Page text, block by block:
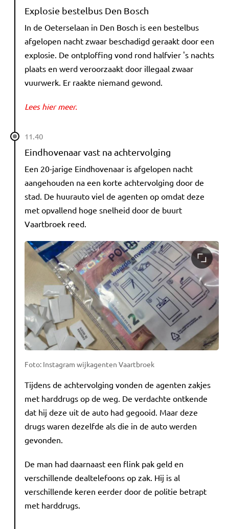
Explosie bestelbus Den Bosch
In de Oeterselaan in Den Bosch is een bestelbus
afgelopen nacht zwaar beschadigd geraakt door een
explosie. De ontploffing vond rond halfvier 's nachts
plaats en werd veroorzaakt door illegaal zwaar
vuurwerk. Er raakte niemand gewond.
Lees hier meer.
11.40
Eindhovenaar vast na achtervolging
Een 20-jarige Eindhovenaar is afgelopen nacht
aangehouden na een korte achtervolging door de
stad. De huurauto viel de agenten op omdat deze
met opvallend hoge snelheid door de buurt
Vaartbroek reed.
Foto: Instagram wijkagenten Vaartbroek
Tijdens de achtervolging vonden de agenten zakjes
met harddrugs op de weg. De verdachte ontkende
dat hij deze uit de auto had gegooid. Maar deze
drugs waren dezelfde als die in de auto werden
gevonden.
De man had daarnaast een flink pak geld en
verschillende dealtelefoons op zak. Hij is al
verschillende keren eerder door de politie betrapt
met harddrugs.